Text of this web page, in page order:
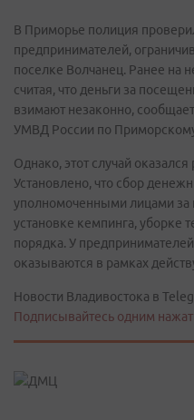
В Приморье полиция
предпринимателей,
поселке Волчанец. Ранее на
считая, что деньги за
взимают незаконно,
УМВД России по
Однако, этот случай
Установлено, что сбор
уполномоченными лицами за
установке кемпинга, уборке
порядка. У
оказываются в рамках
Новости Владивостока в
Подписывайтесь одним